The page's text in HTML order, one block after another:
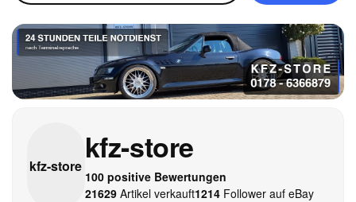
kfz-store
kfz-store
100 positive Bewertungen
21629Artikel verkauft1214Follower auf eBay